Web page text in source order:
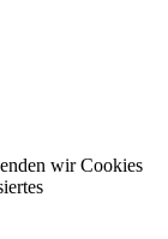
wir Cookies